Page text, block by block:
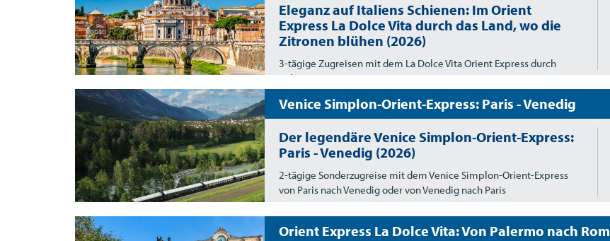
Eleganz auf Italiens Schienen: Im Orient
Express La Dolce Vita durch das Land, wo die
Zitronen blühen (2026)
3-tägige Zugreisen mit dem La Dolce Vita Orient Express durch
Italien
Venice Simplon-Orient-Express: Paris - Venedig
Der legendäre Venice Simplon-Orient-Express:
Paris - Venedig (2026)
2-tägige Sonderzugreise mit dem Venice Simplon-Orient-Express
von Paris nach Venedig oder von Venedig nach Paris
Orient Express La Dolce Vita: Von Palermo nach Rom